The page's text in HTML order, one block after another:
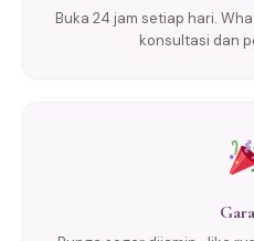
Buka 24 jam setiap hari.
konsultasi dan